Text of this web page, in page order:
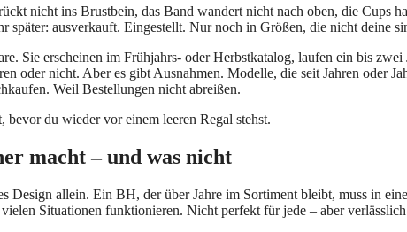
nicht ins Brustbein, das Band wandert nicht nach oben, die Cups
später: ausverkauft. Eingestellt. Nur noch in Größen, die nicht deine
Sie erscheinen im Frühjahrs- oder Herbstkatalog, laufen ein bis zwei
oder nicht. Aber es gibt Ausnahmen. Modelle, die seit Jahren oder
Weil Bestellungen nicht abreißen.
du wieder vor einem leeren Regal stehst.
macht – und was nicht
Design allein. Ein BH, der über Jahre im Sortiment bleibt, muss in
Situationen funktionieren. Nicht perfekt für jede – aber